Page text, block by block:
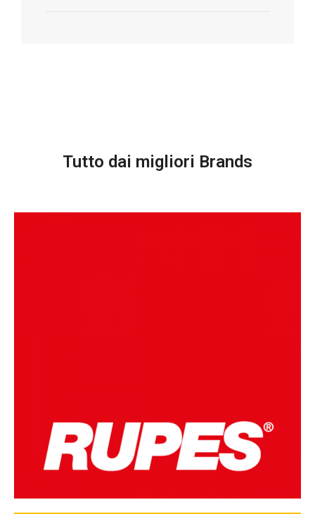
Tutto dai migliori Brands